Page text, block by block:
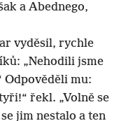
a Abednego,
vyděsil, rychle
„Nehodili jsme
Odpověděli mu:
řekl. „Volně se
jim nestalo a ten